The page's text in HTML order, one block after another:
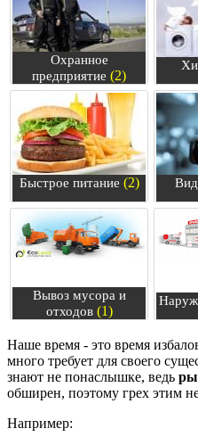
Охранное
предприятие (2)
Быстрое питание (2)
Вывоз мусора и
отходов(1)
Наше время - это время
много требует для своего
знают не понаслышке, ведь
обширен, поэтому грех этим
Например: